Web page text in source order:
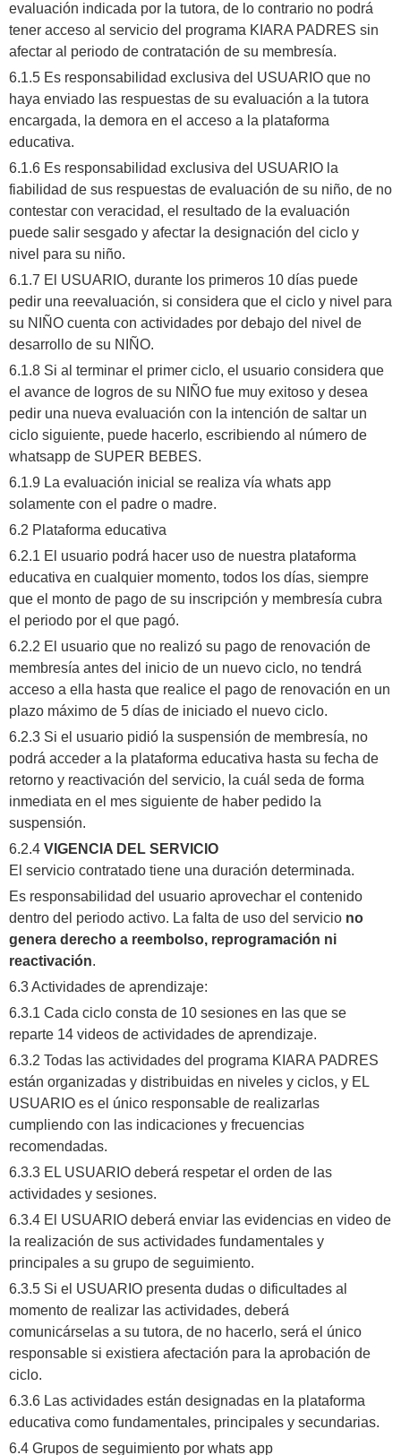
evaluación indicada por la tutora, de lo contrario no podrá
tener acceso al servicio del programa KIARA PADRES sin
afectar al periodo de contratación de su membresía.
6.1.5 Es responsabilidad exclusiva del USUARIO que no
haya enviado las respuestas de su evaluación a la tutora
encargada, la demora en el acceso a la plataforma
educativa.
6.1.6 Es responsabilidad exclusiva del USUARIO la
fiabilidad de sus respuestas de evaluación de su niño, de no
contestar con veracidad, el resultado de la evaluación
puede salir sesgado y afectar la designación del ciclo y
nivel para su niño.
6.1.7 El USUARIO, durante los primeros 10 días puede
pedir una reevaluación, si considera que el ciclo y nivel para
su NIÑO cuenta con actividades por debajo del nivel de
desarrollo de su NIÑO.
6.1.8 Si al terminar el primer ciclo, el usuario considera que
el avance de logros de su NIÑO fue muy exitoso y desea
pedir una nueva evaluación con la intención de saltar un
ciclo siguiente, puede hacerlo, escribiendo al número de
whatsapp de SUPER BEBES.
6.1.9 La evaluación inicial se realiza vía whats app
solamente con el padre o madre.
6.2 Plataforma educativa
6.2.1 El usuario podrá hacer uso de nuestra plataforma
educativa en cualquier momento, todos los días, siempre
que el monto de pago de su inscripción y membresía cubra
el periodo por el que pagó.
6.2.2 El usuario que no realizó su pago de renovación de
membresía antes del inicio de un nuevo ciclo, no tendrá
acceso a ella hasta que realice el pago de renovación en un
plazo máximo de 5 días de iniciado el nuevo ciclo.
6.2.3 Si el usuario pidió la suspensión de membresía, no
podrá acceder a la plataforma educativa hasta su fecha de
retorno y reactivación del servicio, la cuál seda de forma
inmediata en el mes siguiente de haber pedido la
suspensión.
6.2.4 VIGENCIA DEL SERVICIO
El servicio contratado tiene una duración determinada.
Es responsabilidad del usuario aprovechar el contenido
dentro del periodo activo. La falta de uso del servicio no
genera derecho a reembolso, reprogramación ni
reactivación.
6.3 Actividades de aprendizaje:
6.3.1 Cada ciclo consta de 10 sesiones en las que se
reparte 14 videos de actividades de aprendizaje.
6.3.2 Todas las actividades del programa KIARA PADRES
están organizadas y distribuidas en niveles y ciclos, y EL
USUARIO es el único responsable de realizarlas
cumpliendo con las indicaciones y frecuencias
recomendadas.
6.3.3 EL USUARIO deberá respetar el orden de las
actividades y sesiones.
6.3.4 El USUARIO deberá enviar las evidencias en video de
la realización de sus actividades fundamentales y
principales a su grupo de seguimiento.
6.3.5 Si el USUARIO presenta dudas o dificultades al
momento de realizar las actividades, deberá
comunicárselas a su tutora, de no hacerlo, será el único
responsable si existiera afectación para la aprobación de
ciclo.
6.3.6 Las actividades están designadas en la plataforma
educativa como fundamentales, principales y secundarias.
6.4 Grupos de seguimiento por whats app